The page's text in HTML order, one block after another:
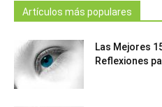
Artículos más populares
Las Mejores
Reflexiones